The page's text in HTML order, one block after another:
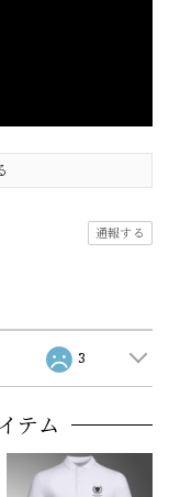
通報する
3
テム